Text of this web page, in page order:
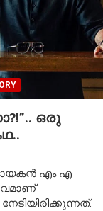
ഒരു
എം എ